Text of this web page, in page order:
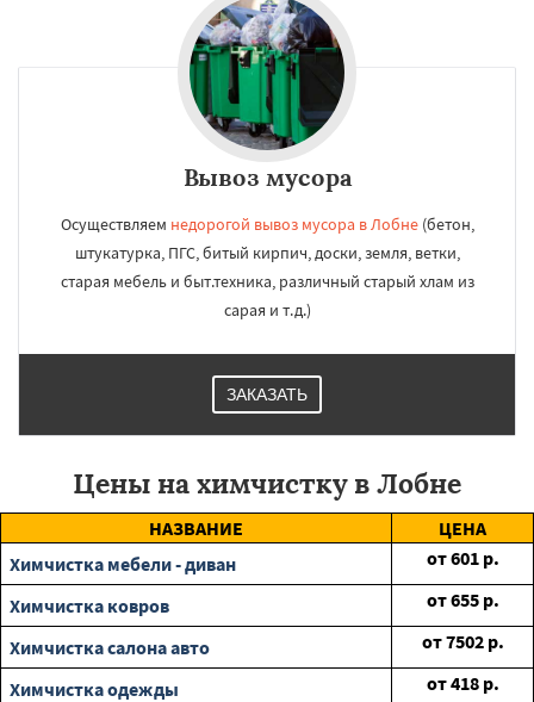
Вывоз мусора
Осуществляем недорогой вывоз мусора в Лобне(бетон,
штукатурка, ПГС, битый кирпич, доски, земля, ветки,
старая мебель и быт.техника, различный старый хлам из
сарая и т.д.)
ЗАКАЗАТЬ
Цены на химчистку в Лобне
НАЗВАНИЕ
ЦЕНА
Химчистка мебели - диван
от601 р.
Химчистка ковров
от655 р.
Химчистка салона авто
от7502 р.
Химчистка одежды
от418 р.